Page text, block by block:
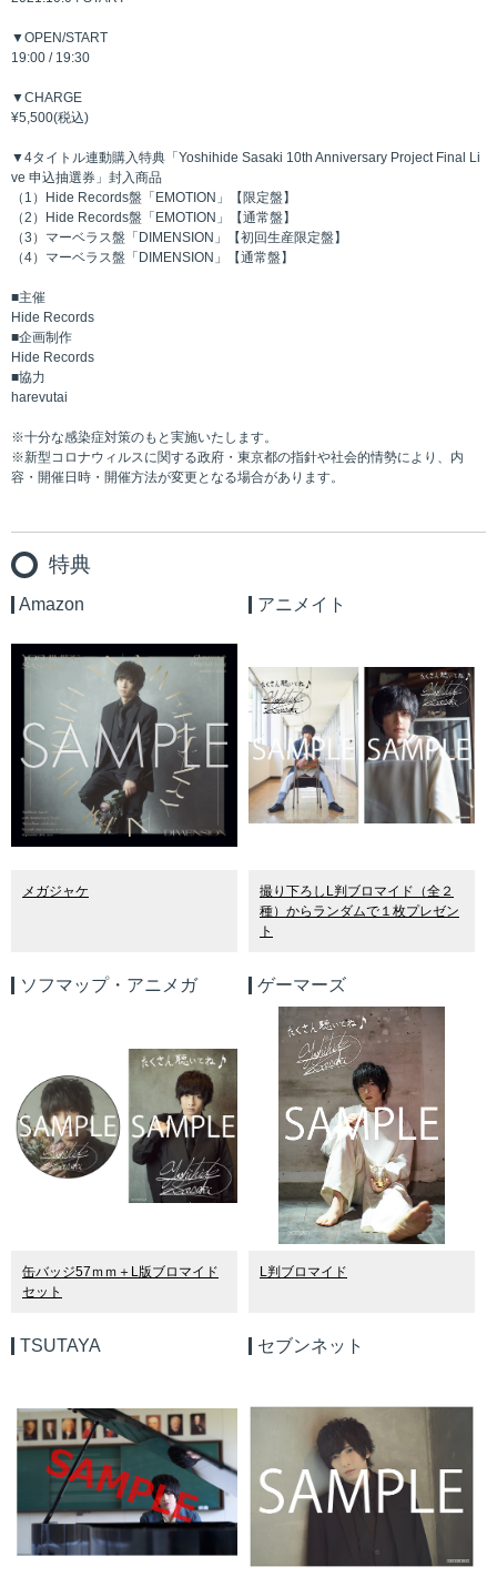
▼OPEN/START
19:00 / 19:30
▼CHARGE
¥5,500(税込)
▼4タイトル連動購入特典「Yoshihide Sasaki 10th Anniversary Project Final Li
ve 申込抽選券」封入商品
（1）Hide Records盤「EMOTION」【限定盤】
（2）Hide Records盤「EMOTION」【通常盤】
（3）マーベラス盤「DIMENSION」【初回生産限定盤】
（4）マーベラス盤「DIMENSION」【通常盤】
■主催
Hide Records
■企画制作
Hide Records
■協力
harevutai
※十分な感染症対策のもと実施いたします。
※新型コロナウィルスに関する政府・東京都の指針や社会的情勢により、内
容・開催日時・開催方法が変更となる場合があります。
特典
Amazon
メガジャケ
アニメイト
撮り下ろし L判ブロマイド（全２
種）からランダムで１枚プレゼン
ト
ソフマップ・アニメガ
缶バッジ57 ｍｍ＋ L版ブロマイド
セット
ゲーマーズ
L判ブロマイド
TSUTAYA セブンネット